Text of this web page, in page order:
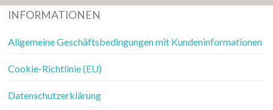
INFORMATIONEN
Allgemeine Geschäftsbedingungen mit Kundeninformationen
Cookie-Richtlinie (EU)
Datenschutzerklärung